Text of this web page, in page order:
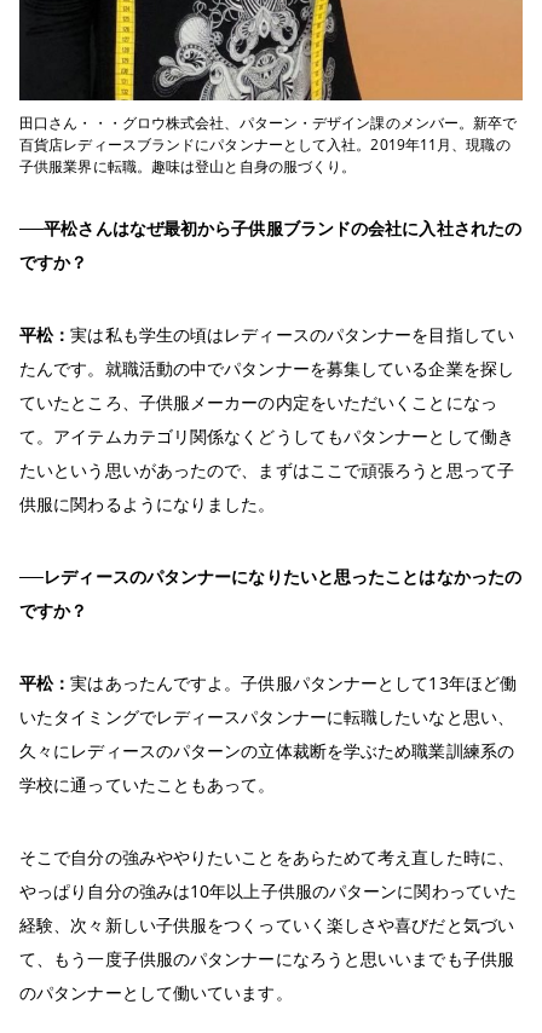
田口さん・・・グロウ株式会社、パターン・デザイン課のメンバー。新卒で
百貨店レディースブランドにパタンナーとして入社。2019年11月、現職の
子供服業界に転職。趣味は登山と自身の服づくり。
──平松さんはなぜ最初から子供服ブランドの会社に入社されたの
ですか？
平松：実は私も学生の頃はレディースのパタンナーを目指してい
たんです。就職活動の中でパタンナーを募集している企業を探し
ていたところ、子供服メーカーの内定をいただいくことになっ
て。アイテムカテゴリ関係なくどうしてもパタンナーとして働き
たいという思いがあったので、まずはここで頑張ろうと思って子
供服に関わるようになりました。
──レディースのパタンナーになりたいと思ったことはなかったの
ですか？
平松：実はあったんですよ。子供服パタンナーとして13年ほど働
いたタイミングでレディースパタンナーに転職したいなと思い、
久々にレディースのパターンの立体裁断を学ぶため職業訓練系の
学校に通っていたこともあって。
そこで自分の強みややりたいことをあらためて考え直した時に、
やっぱり自分の強みは10年以上子供服のパターンに関わっていた
経験、次々新しい子供服をつくっていく楽しさや喜びだと気づい
て、もう一度子供服のパタンナーになろうと思いいまでも子供服
のパタンナーとして働いています。